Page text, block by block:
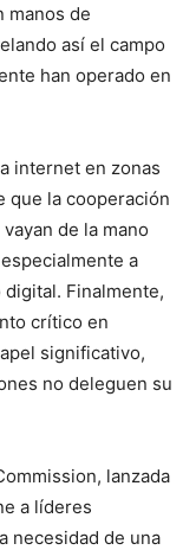
manos de
así el campo
han operado en
internet en zonas
que la cooperación
de la mano
a
Finalmente,
crítico en
significativo,
no deleguen su
lanzada
a líderes
necesidad de una